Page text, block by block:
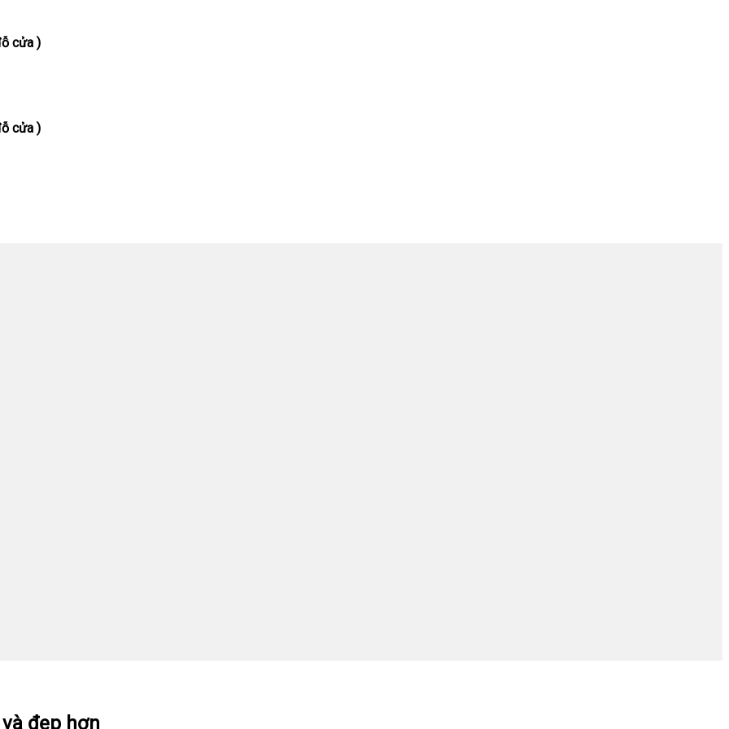
cửa )
cửa )
đẹp hơn